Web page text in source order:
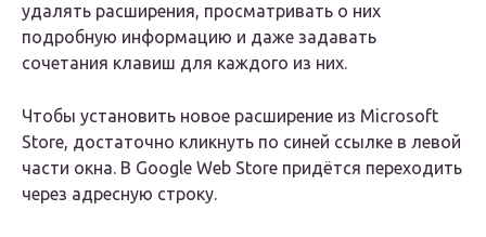
удалять расширения, просматривать о них
подробную информацию и даже задавать
сочетания клавиш для каждого из них.
Чтобы установить новое расширение из Microsoft
Store, достаточно кликнуть по синей ссылке в левой
части окна. В Google Web Store придётся переходить
через адресную строку.